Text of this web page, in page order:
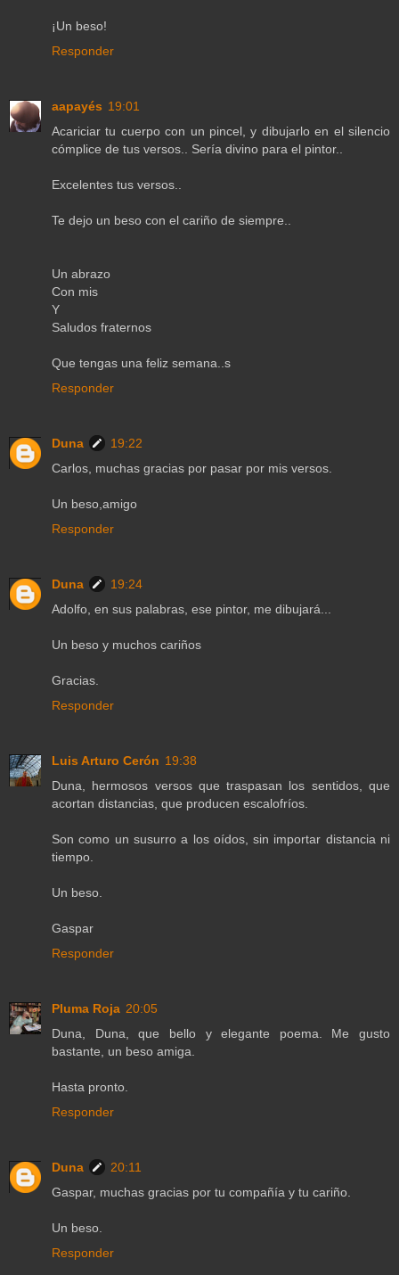
¡Un beso!
Responder
aapayés 19:01
Acariciar tu cuerpo con un pincel, y dibujarlo en el silencio
cómplice de tus versos.. Sería divino para el pintor..
Excelentes tus versos..
Te dejo un beso con el cariño de siempre..
Un abrazo
Con mis
Y
Saludos fraternos
Que tengas una feliz semana..s
Responder
Duna
19:22
Carlos, muchas gracias por pasar por mis versos.
Un beso,amigo
Responder
Duna
19:24
Adolfo, en sus palabras, ese pintor, me dibujará...
Un beso y muchos cariños
Gracias.
Responder
Luis Arturo Cerón 19:38
Duna, hermosos versos que traspasan los sentidos, que
acortan distancias, que producen escalofríos.
Son como un susurro a los oídos, sin importar distancia ni
tiempo.
Un beso.
Gaspar
Responder
Pluma Roja 20:05
Duna, Duna, que bello y elegante poema. Me gusto
bastante, un beso amiga.
Hasta pronto.
Responder
Duna
20:11
Gaspar, muchas gracias por tu compañía y tu cariño.
Un beso.
Responder